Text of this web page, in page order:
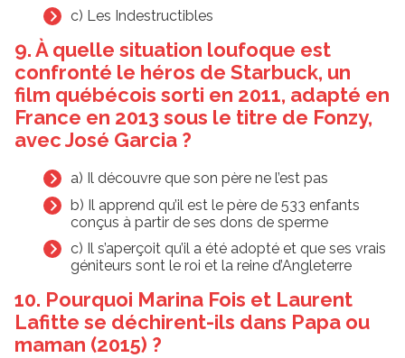
c) Les Indestructibles
9. À quelle situation loufoque est
confronté le héros de Starbuck, un
film québécois sorti en 2011, adapté en
France en 2013 sous le titre de Fonzy,
avec José Garcia ?
a) Il découvre que son père ne l’est pas
b) Il apprend qu’il est le père de 533 enfants
conçus à partir de ses dons de sperme
c) Il s’aperçoit qu’il a été adopté et que ses vrais
géniteurs sont le roi et la reine d’Angleterre
10. Pourquoi Marina Fois et Laurent
Lafitte se déchirent-ils dans Papa ou
maman (2015) ?